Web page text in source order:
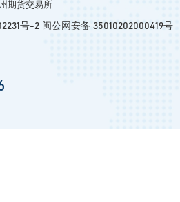
期货交易所
号-2 闽公网安备 35010202000419号